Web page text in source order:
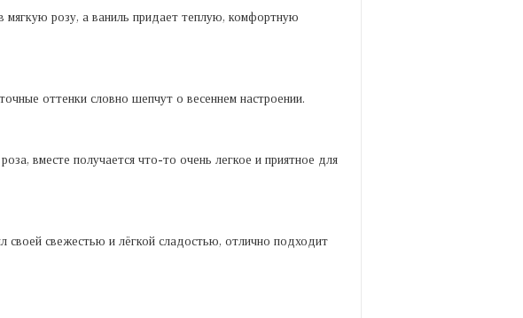
мягкую розу, а ваниль придает теплую, комфортную
оттенки словно шепчут о весеннем настроении.
вместе получается что-то очень легкое и приятное для
свежестью и лёгкой сладостью, отлично подходит